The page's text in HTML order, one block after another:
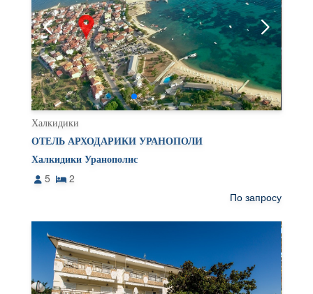
Халкидики
ОТЕЛЬ АРХОДАРИКИ УРАНОПОЛИ
Халкидики Уранополис
5
2
По запросу